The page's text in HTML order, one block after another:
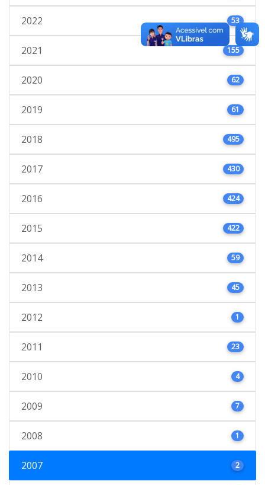
2022 53
2021 155
2020 62
2019 61
2018 495
2017 430
2016 424
2015 422
2014 59
2013 45
2012 1
2011 23
2010 4
2009 7
2008 1
2007 2